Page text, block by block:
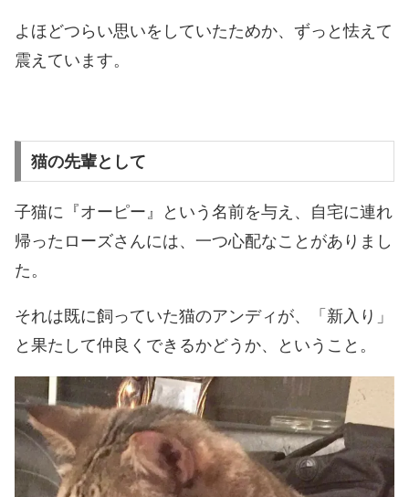
よほどつらい思いをしていたためか、ずっと怯えて
震えています。
猫の先輩として
子猫に『オーピー』という名前を与え、自宅に連れ
帰ったローズさんには、一つ心配なことがありまし
た。
それは既に飼っていた猫のアンディが、「新入り」
と果たして仲良くできるかどうか、ということ。